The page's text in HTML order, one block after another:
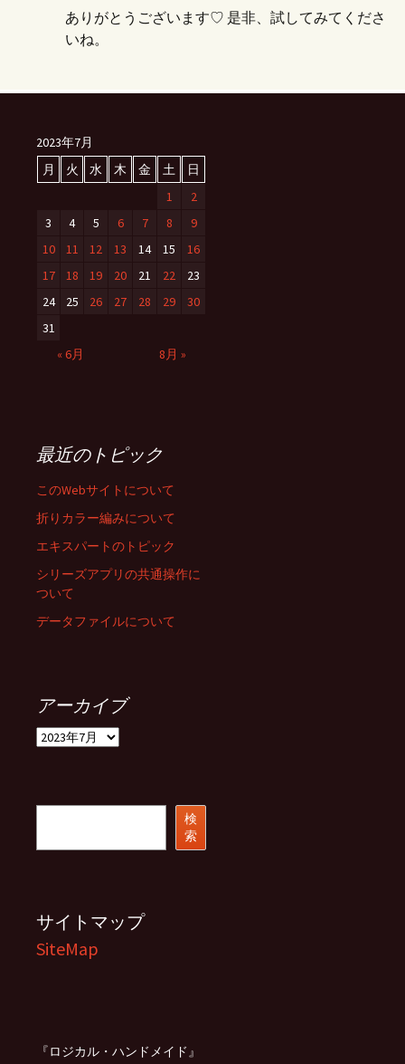
ありがとうございます♡ 是非、試してみてくださ
いね。
2023年7月
月
火 水 木 金 土
日
1
2
3
4 5 6 7 8
9
10
11 12 13 14 15
16
17
18 19 20 21 22
23
24
25 26 27 28 29
30
31
« 6月
8月 »
最近のトピック
このWebサイトについて
折りカラー編みについて
エキスパートのトピック
シリーズアプリの共通操作に
ついて
データファイルについて
アーカイブ
ア
ブ
検
索
サイトマップ
SiteMap
『ロジカル・ハンドメイド』